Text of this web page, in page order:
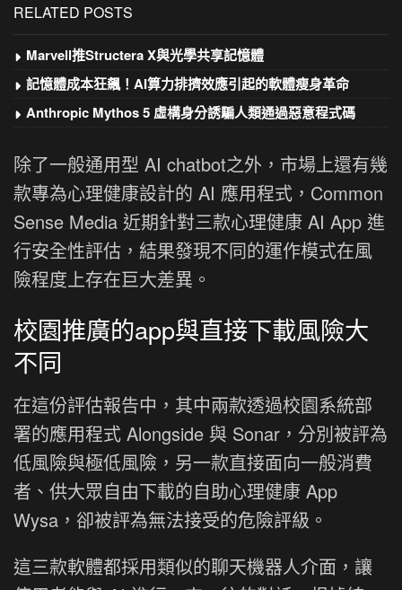
RELATED POSTS
Marvell推Structera X與光學共享記憶體
記憶體成本狂飆！AI算力排擠效應引起的軟體瘦身革命
Anthropic Mythos 5 虛構身分誘騙人類通過惡意程式碼
除了一般通用型 AI chatbot之外，市場上還有幾
款專為心理健康設計的 AI 應用程式，Common
Sense Media 近期針對三款心理健康 AI App 進
行安全性評估，結果發現不同的運作模式在風
險程度上存在巨大差異。
校園推廣的app與直接下載風險大
不同
在這份評估報告中，其中兩款透過校園系統部
署的應用程式 Alongside 與 Sonar，分別被評為
低風險與極低風險，另一款直接面向一般消費
者、供大眾自由下載的自助心理健康 App
Wysa，卻被評為無法接受的危險評級。
這三款軟體都採用類似的聊天機器人介面，讓